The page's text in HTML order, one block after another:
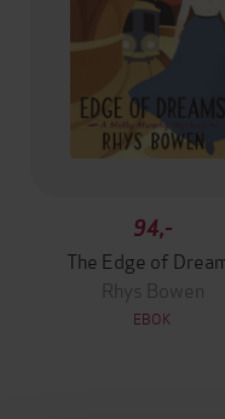
94,-
The Edge of
Rhys Bowen
EBOK